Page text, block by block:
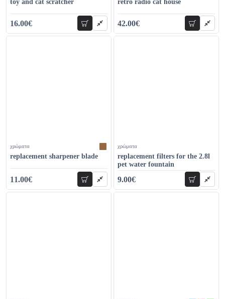
toy and cat scratcher
16.00€ add to cart
retro radio cat house
42.00€ add to
χρώματα
replacement sharpener blade
11.00€ add to cart
χρώματα
replacement filters for the 2.8l
pet water fountain
9.00€ add to